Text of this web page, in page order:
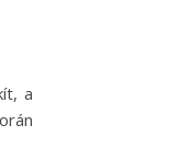
a